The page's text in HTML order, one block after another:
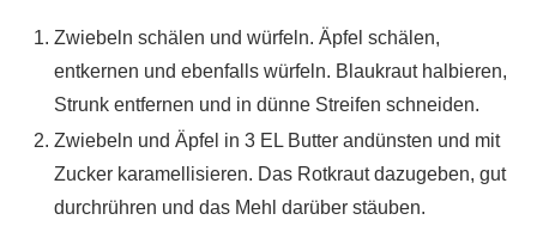
Zwiebeln schälen und würfeln. Äpfel schälen,
entkernen und ebenfalls würfeln. Blaukraut halbieren,
Strunk entfernen und in dünne Streifen schneiden.
Zwiebeln und Äpfel in 3 EL Butter andünsten und mit
Zucker karamellisieren. Das Rotkraut dazugeben, gut
durchrühren und das Mehl darüber stäuben.